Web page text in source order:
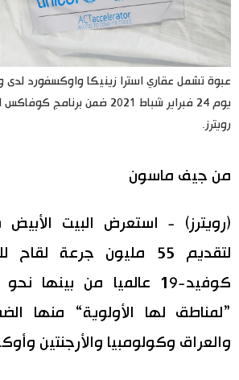
أشخاص
تجارب وآراء
سياسة
ثقافة
لايف ستايل
طوكيو
اللغة اليابانية
موسوعة اليابان
هو وهي
المطبخ الياباني
تواصل معنا
عبوة تشمل عقاري استرا زينيكا واوكسفورد لدى
يوم 24 فبراير شباط 2021 ضمن
رويترز.
من جيف ماسون
(رويترز) - استعرض البيت الأبيض
لتقديم 55 مليون جرعة
”لمناطق لها الأولوية“ منها
والعراق وكولومبيا والأرجنتين